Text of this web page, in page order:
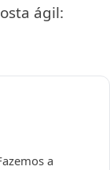
ágil:
a